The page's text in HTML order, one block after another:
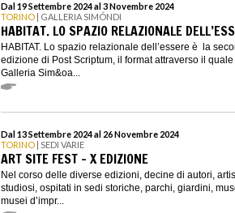
Dal 19 Settembre 2024 al 3 Novembre 2024
TORINO | GALLERIA SIMÓNDI
HABITAT. LO SPAZIO RELAZIONALE
HABITAT. Lo spazio relazionale dell’essere è la
edizione di Post Scriptum, il format attraverso il
Galleria Sim&oa...
Dal 13 Settembre 2024 al 26 Novembre 2024
TORINO | SEDI VARIE
ART SITE FEST - X EDIZIONE
Nel corso delle diverse edizioni, decine di autori,
studiosi, ospitati in sedi storiche, parchi, giardini,
musei d’impr...